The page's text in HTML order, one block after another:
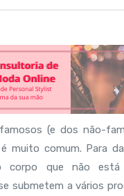
(e dos não-
muito comum. Para
corpo que não está
submetem a vários